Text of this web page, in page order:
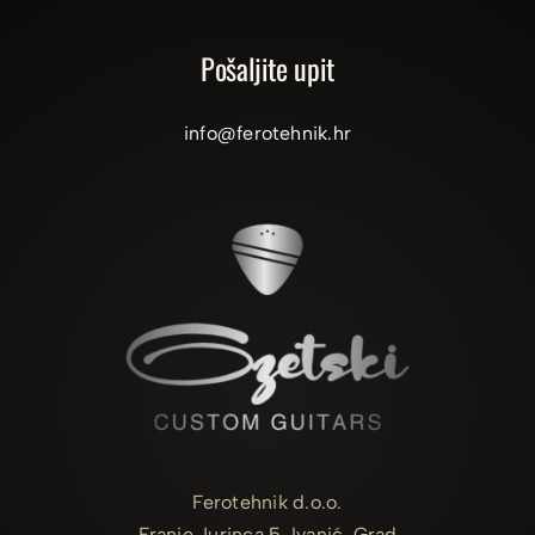
Pošaljite upit
info@ferotehnik.hr
Ferotehnik d.o.o.